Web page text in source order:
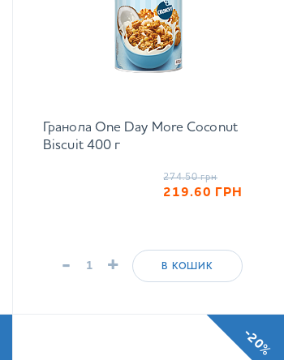
Гранола One Day More Coconut
Biscuit 400 г
274.50 грн
219.60 ГРН
- + В КОШИК
-20%